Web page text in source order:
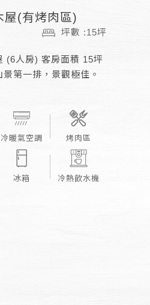
屋(有烤肉區)
坪數 :15坪
(6人房) 客房面積 15坪
第一排，景觀極佳。
冷暖氣空調 烤肉區
冰箱 冷熱飲水機